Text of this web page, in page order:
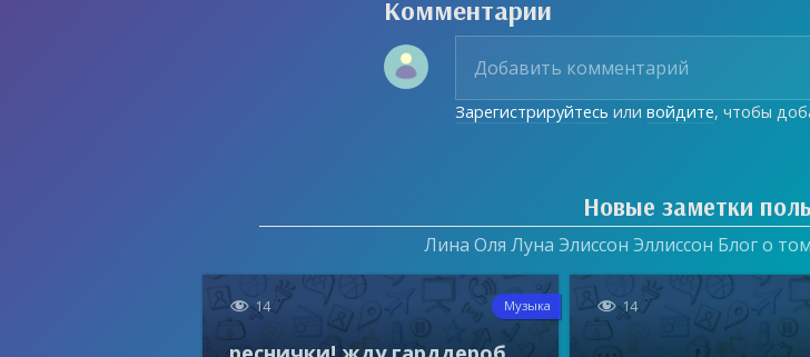
Комментарии
Зарегистрируйтесь иливойдите, чтобы
Новые заметки
Лина Оля Луна Элиссон Эллиссон Блог о
 14 Музыка  14